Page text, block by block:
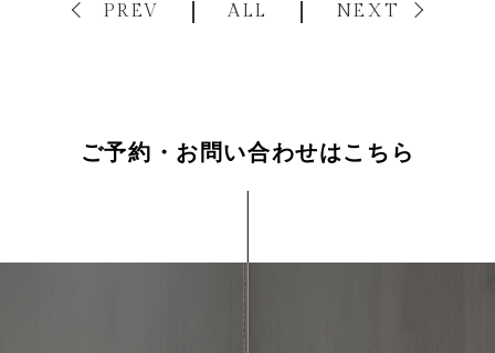
PREV ALL NEXT
ご予約・お問い合わせはこちら